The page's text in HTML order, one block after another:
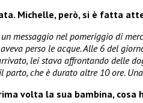
Michelle, però, si è fatta
messaggio nel pomeriggio di
perso le acque. Alle 6 del
lei stava affrontando delle
parto, che è durato altre 10 ore.
volta la sua bambina, cosa